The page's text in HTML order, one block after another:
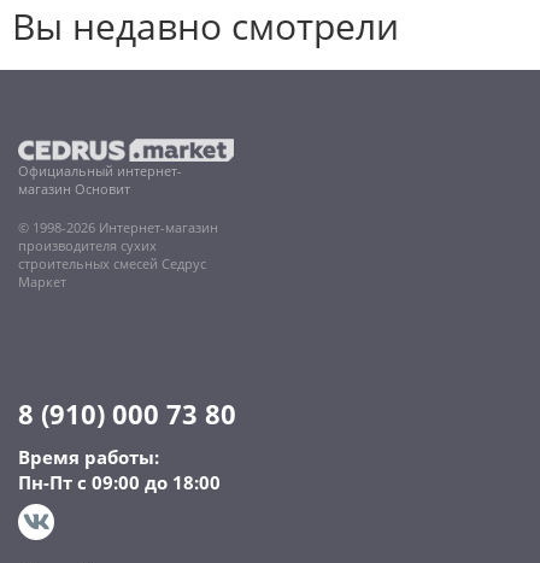
Вы недавно смотрели
Официальный интернет-
магазин Основит
© 1998-2026 Интернет-магазин
производителя сухих
строительных смесей Седрус
Маркет
8 (910) 000 73 80
Время работы:
Пн-Пт с 09:00 до 18:00